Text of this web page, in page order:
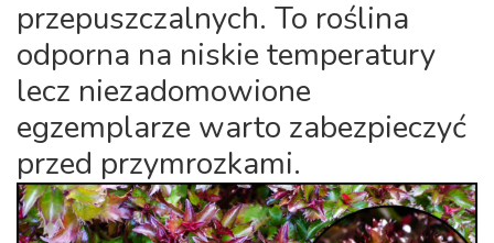
przepuszczalnych. To roślina
odporna na niskie temperatury
lecz niezadomowione
egzemplarze warto zabezpieczyć
przed przymrozkami.